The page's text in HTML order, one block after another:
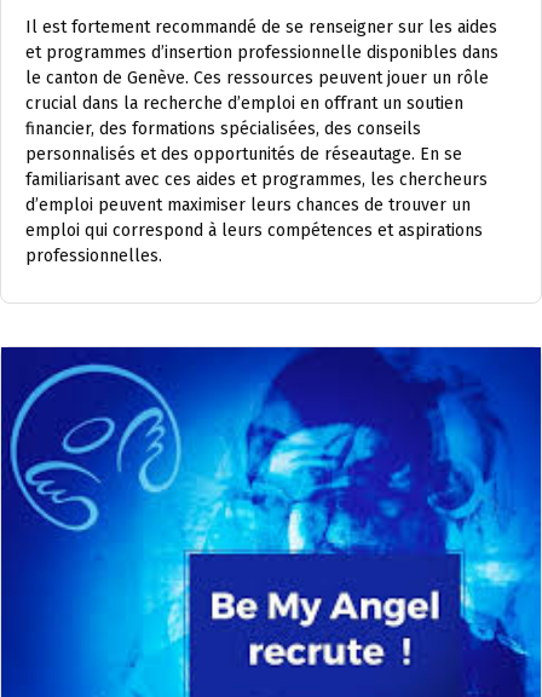
Il est fortement recommandé de se renseigner sur les aides
et programmes d’insertion professionnelle disponibles dans
le canton de Genève. Ces ressources peuvent jouer un rôle
crucial dans la recherche d’emploi en offrant un soutien
financier, des formations spécialisées, des conseils
personnalisés et des opportunités de réseautage. En se
familiarisant avec ces aides et programmes, les chercheurs
d’emploi peuvent maximiser leurs chances de trouver un
emploi qui correspond à leurs compétences et aspirations
professionnelles.